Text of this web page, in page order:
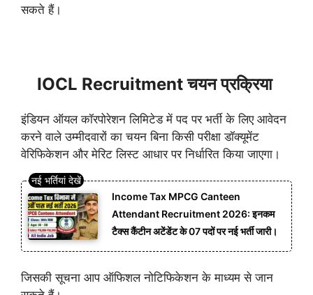
सकते हैं।
IOCL Recruitment चयन प्रक्रिया
इंडियन ऑयल कॉरपोरेशन लिमिटेड में पद पर भर्ती के लिए आवेदन
करने वाले उम्मीदवारों का चयन बिना किसी परीक्षा डॉक्यूमेंट
वेरिफिकेशन और मेरिट लिस्ट आधार पर निर्धारित किया जाएगा।
Income Tax MPCG Canteen
Attendant Recruitment 2026: इनकम
टैक्स कैंटीन अटेंडेंट के 07 पदों पर नई भर्ती जारी।
जिसकी सूचना आप ऑफिशल नोटिफिकेशन के माध्यम से जान